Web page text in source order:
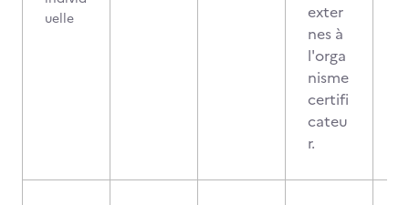
uelle
exter
nes à
l'orga
nisme
certifi
cateu
r.